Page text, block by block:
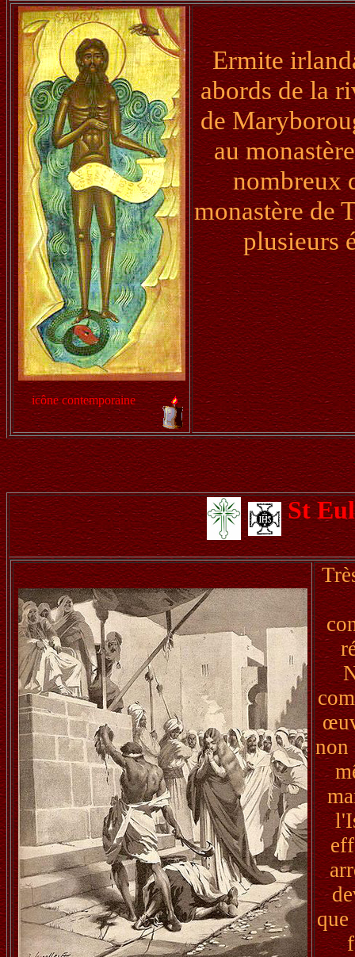
icône contemporaine
Ermite
abords de la
de
au
nombreux
monastère de
plusieurs
St
non